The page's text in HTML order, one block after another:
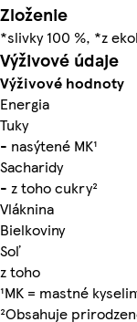
Zloženie
*slivky 100 %, *z
Výživové údaje
Výživové hodnoty
Energia
Tuky
- nasýtené MK¹
Sacharidy
- z toho cukry²
Vláknina
Bielkoviny
Soľ
z toho
¹MK = mastné
²Obsahuje